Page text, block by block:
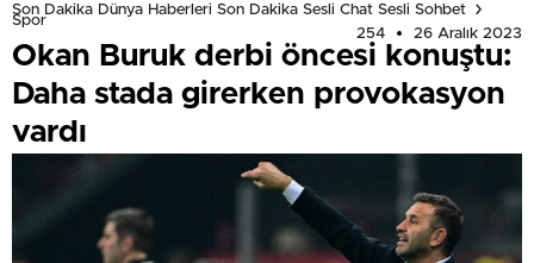
Son Dakika Dünya Haberleri Son Dakika Sesli Chat Sesli Sohbet
Spor
254
26 Aralık 2023
Okan Buruk derbi öncesi konuştu:
Daha stada girerken provokasyon
vardı